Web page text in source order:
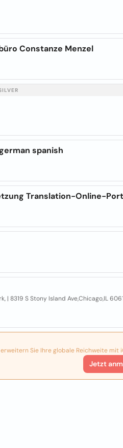
Constanze Menzel
spanish
Translation-Online-
| 8319 S Stony Island Ave,Chicago,IL
Sie Ihre globale Reichweite mit
Jetzt